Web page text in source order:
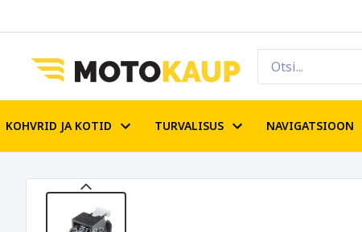
KOHVRID JA KOTID TURVALISUS NAVIGATSIOON